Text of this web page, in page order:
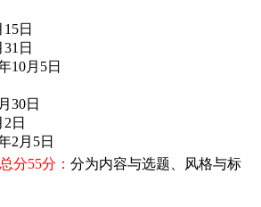
日
日
10月5日
30日
日
2月5日
分55分： 分为内容与选题、风格与标